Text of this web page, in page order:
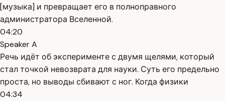
[музыка] и превращает его в полноправного
администратора Вселенной.
04:20
Speaker A
Речь идёт об эксперименте с двумя щелями, который
стал точкой невозврата для науки. Суть его предельно
проста, но выводы сбивают с ног. Когда физики
04:34